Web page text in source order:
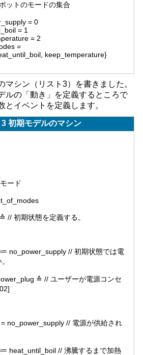
ットのモードの集合
= 0
= 1
= 2
=
keep_temperature}
マシン（リスト3）を書きました。
ルの「動き」を定義するところで
とイベントを定義します。
3 初期モデルのマシン
ード
// 初期状態を定義する。
no_power_supply // 初期状態では電
≙ // ユーザーが電源コンセ
no_power_supply // 電源が供給され
heat_until_boil // 沸騰するまで加熱